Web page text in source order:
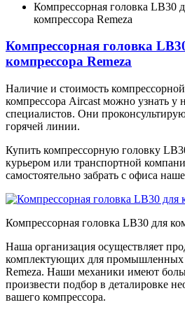
Компрессорная головка LB30
компрессора Remeza
Компрессорная головка
компрессора Remeza
Наличие и стоимость
компрессора Aircast можно узнать у
специалистов. Они
горячей линии.
Купить компрессорную головку
курьером или транспортной
самостоятельно забрать с офиса
Компрессорная головка LB30 для
Наша организация осуществляет
комплектующих для промышленных
Remeza. Наши механики имеют
произвести подбор в деталировке
вашего компрессора.